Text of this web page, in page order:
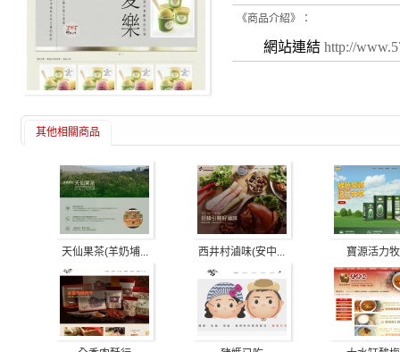
《商品介紹》：
網站連結 http://
其他相關商品
天仙果茶(羊奶埔... 西井村滷味(安中... 寶源活力